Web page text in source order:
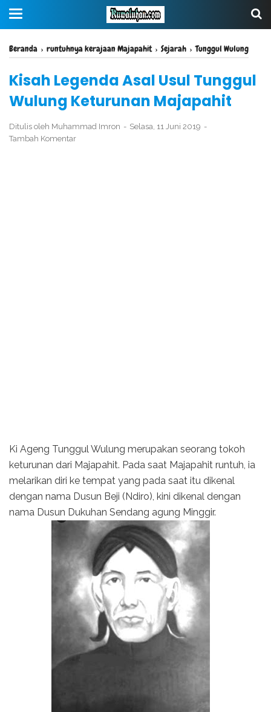
Beranda › runtuhnya kerajaan Majapahit › Sejarah ›Tunggul Wulung
Kisah Legenda Asal Usul Tunggul
Wulung Keturunan Majapahit
Ditulis oleh Muhammad Imron
Selasa, 11 Juni 2019
Tambah Komentar
Ki Ageng Tunggul Wulung merupakan seorang tokoh
keturunan dari Majapahit. Pada saat Majapahit runtuh, ia
melarikan diri ke tempat yang pada saat itu dikenal
dengan nama Dusun Beji (Ndiro), kini dikenal dengan
nama Dusun Dukuhan Sendang agung Minggir.